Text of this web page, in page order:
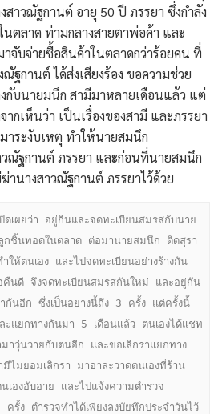
สาวณัฐกานต์ อายุ 50 ปี ภรรยา ซึ่งกำลัง
ตลาด ท่ามกลางสายตาพ่อค้า และ
จับจ่ายซื้อสินค้าในตลาดกว่าร้อยคน ที่
ฐกานต์ ได้ส่งเสียงร้อง ขอความช่วย
กับนายมนึก สามีมาหลายเดือนแล้ว แต่
ากเห็นว่า เป็นเรื่องของสามี และภรรยา
าระงับเหตุ ทำให้นายสมนึก
ณัฐกานต์ ภรรยา และก่อนที่นายสมนึก
านางสาวณัฐกานต์ ภรรยาไว้ด้วย
ชิ้นทอดในตลาด ต่อมานายสมนึก ติดสุรา
ให้ตนเอง และไปจดทะเบียนอย่างร้างกัน
นดี จึงจดทะเบียนสมรสกันใหม่ และอยู่กัน
กันอีก ซึ่งเป็นอย่างนี้ถึง 3 ครั้ง แต่ครั้งนี้
ะแยกทางกันมา 5 เดือนแล้ว ตนเองได้แชท
าวุ่นวายกับตนอีก และขอเลิกราแยกทาง
ม่ยอมเลิกรา มาอาละวาดตนเองที่ร้าน
องอับอาย และไปแจ้งความตำรวจ
ง ตำรวจทำได้เพียงลงบัยทึกประจำวันไว้